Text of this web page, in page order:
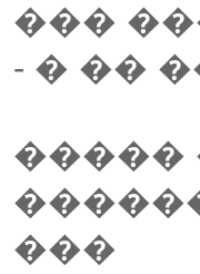
���
- � ��
�����
���